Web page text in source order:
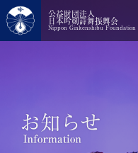
公益財団法人
日本吟剣詩舞振興会
Nippon Ginkenshibu Foundation